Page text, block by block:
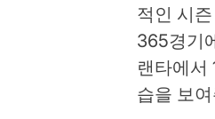
적인 시
365경기
랜타에서
습을 보